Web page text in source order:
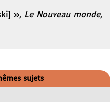
», Le Nouveau monde,
sujets